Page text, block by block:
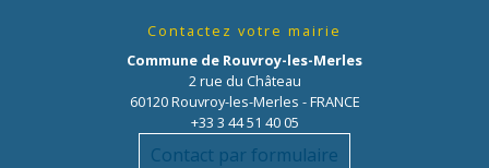
Contactez votre mairie
Commune de Rouvroy-les-Merles
2 rue du Château
60120 Rouvroy-les-Merles - FRANCE
+33 3 44 51 40 05
Contact par formulaire